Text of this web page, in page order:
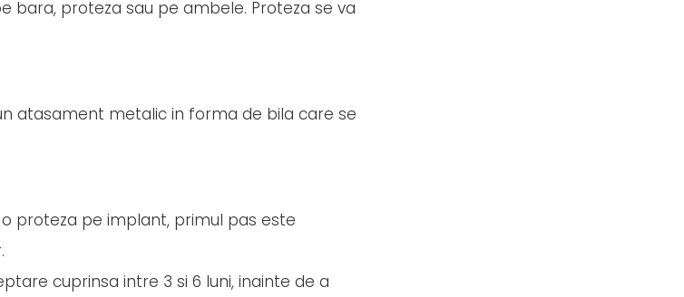
bara, proteza sau pe ambele. Proteza se va
atasament metalic in forma de bila care se
proteza pe implant, primul pas este
cuprinsa intre 3 si 6 luni, inainte de a